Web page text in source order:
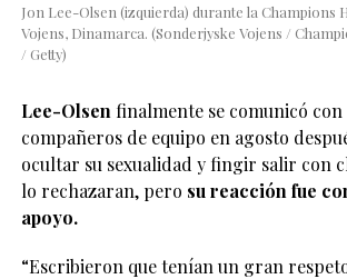
Jon Lee-Olsen (izquierda) durante la Champions
Vojens, Dinamarca. (Sonderjyske Vojens /
/ Getty)
Lee-Olsen finalmente se comunicó con
compañeros de equipo en agosto
ocultar su sexualidad y fingir salir con
lo rechazaran, pero su reacción fue
apoyo.
“Escribieron que tenían un gran